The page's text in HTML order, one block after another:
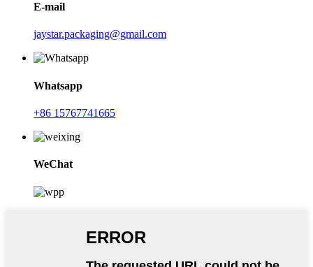
E-mail
jaystar.packaging@gmail.com
Whatsapp
+86 15767741665
WeChat